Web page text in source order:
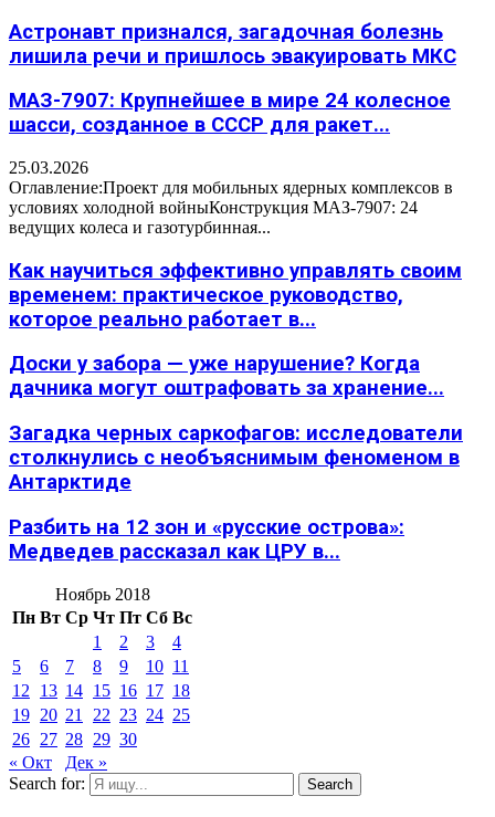
Астронавт признался, загадочная болезнь
лишила речи и пришлось эвакуировать МКС
МАЗ-7907: Крупнейшее в мире 24 колесное
шасси, созданное в СССР для ракет...
25.03.2026
Оглавление:Проект для мобильных ядерных комплексов в
условиях холодной войныКонструкция МАЗ-7907: 24
ведущих колеса и газотурбинная...
Как научиться эффективно управлять своим
временем: практическое руководство,
которое реально работает в...
Доски у забора — уже нарушение? Когда
дачника могут оштрафовать за хранение...
Загадка черных саркофагов: исследователи
столкнулись с необъяснимым феноменом в
Антарктиде
Разбить на 12 зон и «русские острова»:
Медведев рассказал как ЦРУ в...
Ноябрь 2018
Пн Вт Ср Чт Пт Сб Вс
1
2 3
4
5
6 7 8 9 10 11
12
13 14 15 16 17 18
19 20 21 22 23 24 25
26 27 28 29 30
« Окт
Дек »
Search for:
Search